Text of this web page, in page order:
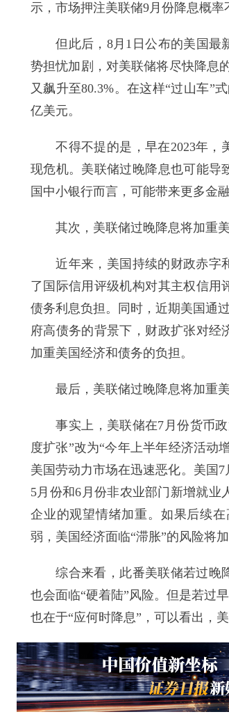
示，市场押注美联储9月份降息概率
但此后，8月1日公布的美国最
势担忧加剧，对美联储将尽快降息
又飙升至80.3%。在这样“过山车”
亿美元。
不得不提的是，早在2023年，
现危机。美联储过晚降息也可能导
国中小银行而言，可能带来更多金
其次，美联储过晚降息将加重美
近年来，美国持续的财政赤字和
了国际信用评级机构对其主权信用
债务利息负担。同时，近期美国通
府高债务的背景下，财政扩张对经
加重美国经济和债务的负担。
最后，美联储过晚降息将加重美
事实上，美联储在7月份货币政
度扩张”改为“今年上半年经济活动
美国劳动力市场在迅速恶化。美国
5月份和6月份非农业部门新增就业
企业的观望情绪加重。如果后续
弱，美国经济面临“滞胀”的风险将
综合来看，此番美联储若过晚降
也会面临“硬着陆”风险。但是若过
也在于“应何时降息”，可以看出，